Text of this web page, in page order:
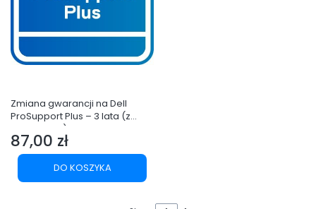
Zmiana gwarancji na Dell
ProSupport Plus – 3 lata (z
ProSupport) Dell Pro Deskt. 24
All-in-One QC24250,24
QC24251,Micro QCM1255
QCM1250,Slim QCS1250
QCS1255,Tower QCT1250
Cena
87,00 zł
DO KOSZYKA